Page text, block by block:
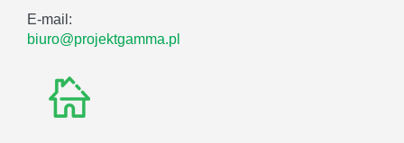
E-mail:
biuro@projektgamma.pl